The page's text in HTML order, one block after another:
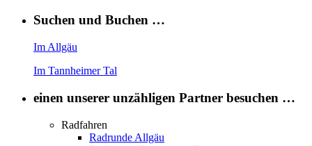
Suchen und Buchen …
Im Allgäu
Im Tannheimer Tal
einen unserer unzähligen Partner besuchen …
Radfahren
Radrunde Allgäu